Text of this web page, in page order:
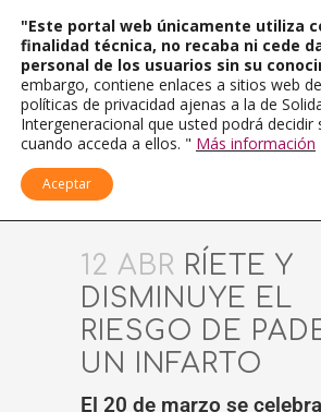
12 ABR RÍETE Y
DISMINUYE EL
RIESGO DE
UN INFARTO
El 20 de marzo se
"Este portal web únicamente utiliza
finalidad técnica, no recaba ni cede
personal de los usuarios sin su
embargo, contiene enlaces a sitios web
políticas de privacidad ajenas a la de
Intergeneracional que usted podrá decidir
cuando acceda a ellos. " Más información
Aceptar